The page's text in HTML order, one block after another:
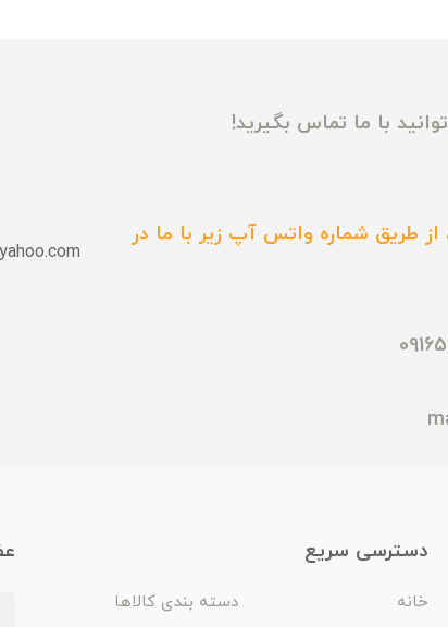
با ما تماس بگیرید!
طریق شماره واتس آپ زیر با ما در
دسترسی سریع
خانه
دسته بندی کالاها